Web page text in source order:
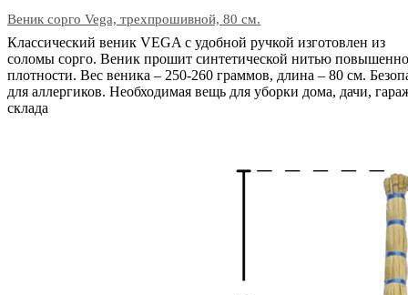
Веник сорго Vega, трехпрошивной, 80 см.
Классический веник VEGA с удобной ручкой изготовлен из
соломы сорго. Веник прошит синтетической нитью
плотности. Вес веника – 250-260 граммов, длина – 80 см.
для аллергиков. Необходимая вещь для уборки дома, дачи,
склада
тг.